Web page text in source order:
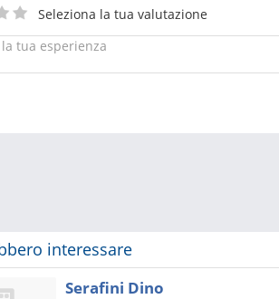
Seleziona la tua valutazione
interessare
Serafini Dino